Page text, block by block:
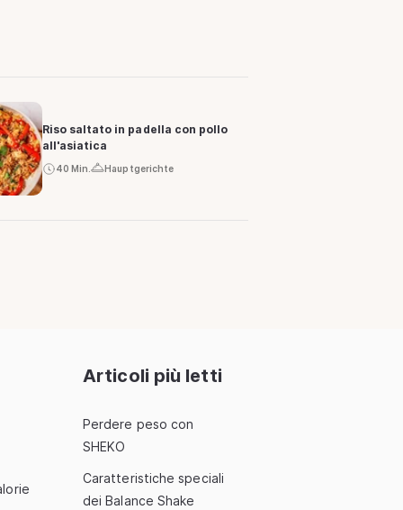
Riso saltato in padella con pollo
all'asiatica
40 Min. Hauptgerichte
Articoli più letti
Perdere peso con
SHEKO
Caratteristiche speciali
dei Balance Shake